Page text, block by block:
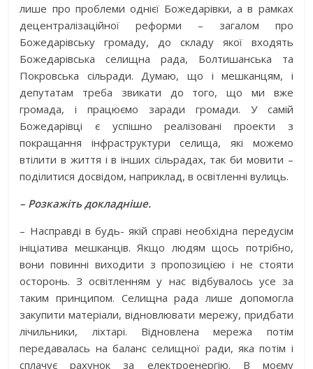
лише про проблеми однієї Божедарівки, а в рамках
децентралізаційної реформи – загалом про
Божедарівську громаду, до складу якої входять
Божедарівська селищна рада, Болтишанська та
Покровська сільради. Думаю, що і мешканцям, і
депутатам треба звикати до того, що ми вже
громада, і працюємо заради громади. У самій
Божедарівці є успішно реалізовані проекти з
покращання інфраструктури селища, які можемо
втілити в життя і в інших сільрадах, так би мовити –
поділитися досвідом, наприклад, в освітленні вулиць.
– Розкажіть докладніше.
– Насправді в будь- якій справі необхідна передусім
ініціатива мешканців. Якщо людям щось потрібно,
вони повинні виходити з пропозицією і не стояти
осторонь. З освітленням у нас відбувалось усе за
таким принципом. Селищна рада лише допомогла
закупити матеріали, відновлювати мережу, придбати
лічильники, ліхтарі. Відновлена мережа потім
передавалась на баланс селищної ради, яка потім і
сплачує рахунок за електроенергію. В моєму